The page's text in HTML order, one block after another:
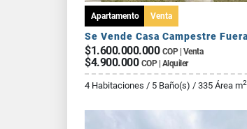
Apartamento Venta
$1.600.000.000 COP | Venta
$4.900.000 COP | Alquiler
4 Habitaciones / 5 Baño(s) / 335 Área m2